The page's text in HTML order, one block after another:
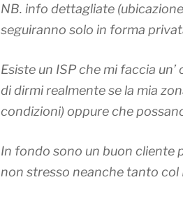
NB. info dettagliate
seguiranno solo in forma
Esiste un ISP che mi faccia
di dirmi realmente se la mia
condizioni) oppure che
In fondo sono un buon cliente
non stresso neanche tanto col